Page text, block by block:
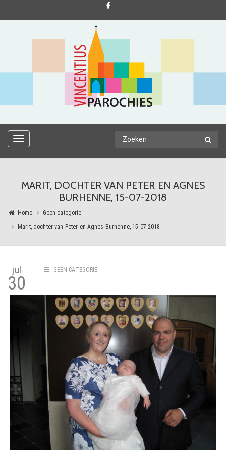
TOGGLE NAVIGATION
MARIT, DOCHTER VAN PETER EN AGNES
BURHENNE, 15-07-2018
Home
Geen categorie
Marit, dochter van Peter en Agnes Burhenne, 15-07-2018
jul
30
GEEN CATEGORIE